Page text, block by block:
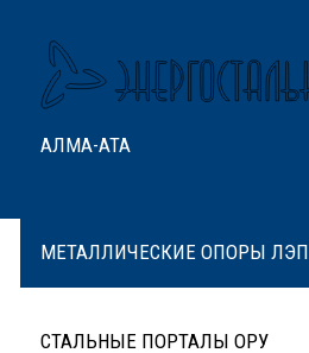
АЛМА-АТА
МЕТАЛЛИЧЕСКИЕ ОПОРЫ ЛЭП
СТАЛЬНЫЕ ПОРТАЛЫ ОРУ